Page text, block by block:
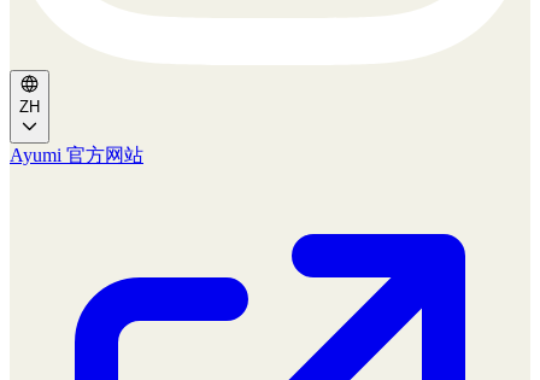
ZH
Ayumi 官方网站